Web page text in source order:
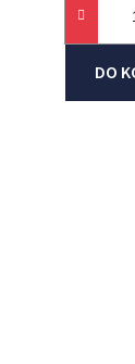
DO